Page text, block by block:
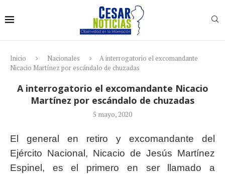
Inicio Nacionales
A interrogatorio el excomandante
Nicacio Martínez por escándalo de chuzadas
A interrogatorio el excomandante Nicacio
Martínez por escándalo de chuzadas
5 mayo, 2020
El general en retiro y excomandante del
Ejército Nacional, Nicacio de Jesús Martínez
Espinel, es el primero en ser llamado a